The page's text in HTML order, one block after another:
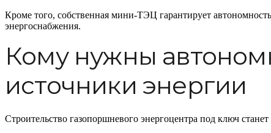
Кроме того, собственная мини-ТЭЦ гарантирует
энергоснабжения.
Кому нужны
источники энергии
Строительство газопоршневого энергоцентра под ключ